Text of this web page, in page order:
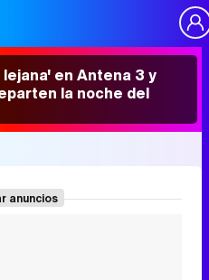
en Antena 3 y
la noche del
anuncios